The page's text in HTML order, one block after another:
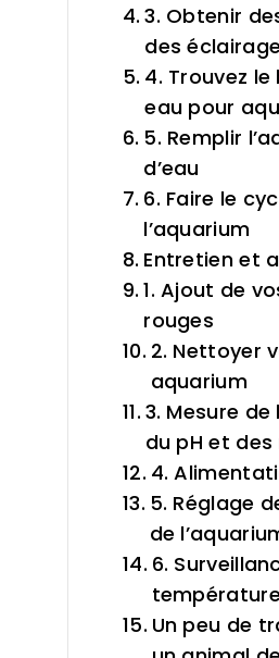
3. Obtenir
des
4. Trouvez
eau pour
5. Remplir
d’eau
6. Faire le
l’aquarium
Entretien et
1. Ajout de
rouges
2. Nettoyer
aquarium
3. Mesure de
du pH et
4.
5. Réglage
de
6.
Un peu de